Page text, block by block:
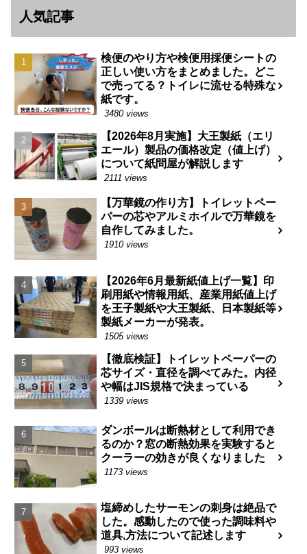
人気記事
検便のやり方や検便用採便シートの
正しい使い方をまとめました。どこ
で売ってる？トイレに流せる特殊な
紙です。
3480 views
【2026年8月実施】大王製紙（エリ
エール）製品の価格改定（値上げ）
について紙問屋が解説します
2111 views
【万華鏡の作り方】トイレットペー
パーの芯やアルミホイルで万華鏡を
自作してみました。
1910 views
【2026年6月最新紙値上げ一覧】印
刷用紙や情報用紙、産業用紙値上げ
を王子製紙や大王製紙、日本製紙等
製紙メーカーが発表。
1505 views
【徹底検証】トイレットペーパーの
芯サイズ・直径を調べてみた。内径
や幅はJIS規格で決まっている
1339 views
ダンボールは断熱材として利用でき
るのか？窓の断熱効果を実験すると
クーラーの効きが良くなりました
1173 views
塩締めしたサーモンの刺身は絶品で
した。感動したので使った調味料や
道具,方法について記述します
993 views